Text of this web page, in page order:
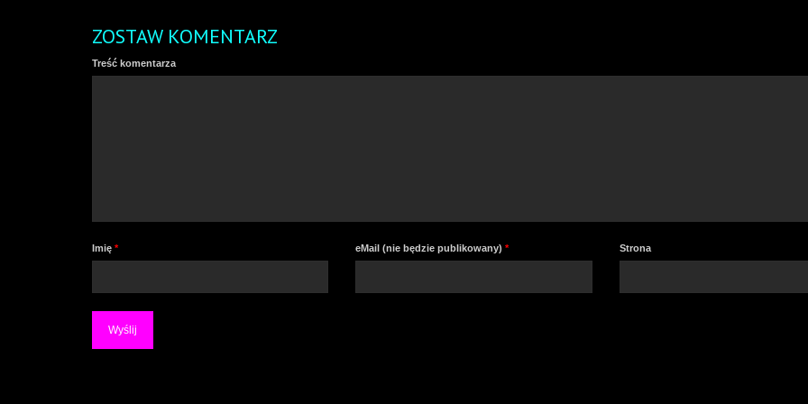
ZOSTAW KOMENTARZ
Treść komentarza
Imię * eMail (nie będzie publikowany)* Strona